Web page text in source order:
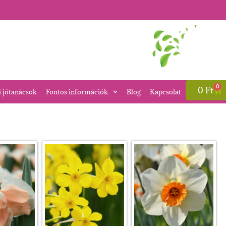
jótanácsok Fontos információk Blog Kapcsolat 0Ft 0